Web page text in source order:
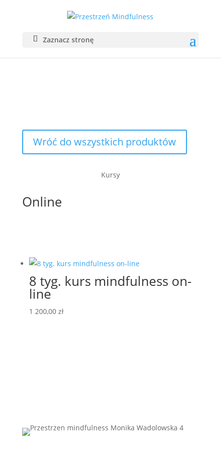
Zaznacz stronę
Wróć do wszystkich produktów
Kursy
Online
8 tyg. kurs mindfulness on-
line
1 200,00 zł